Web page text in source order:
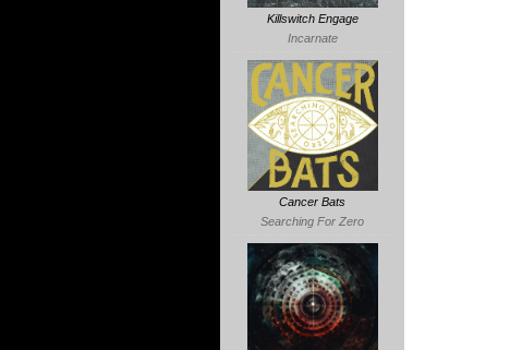
Killswitch Engage
Incarnate
Cancer Bats
Searching For Zero